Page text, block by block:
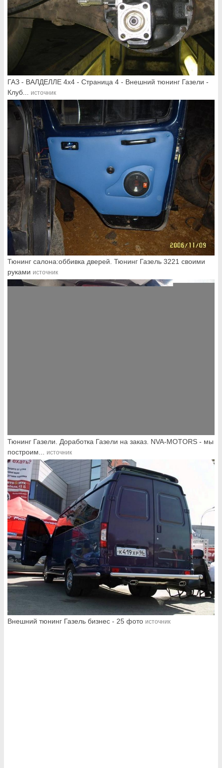
ГАЗ - ВАЛДЕЛЛЕ 4х4 - Страница 4 - Внешний тюнинг Газели -
Клуб...
источник
Тюнинг салона:оббивка дверей. Тюнинг Газель 3221 своими
руками источник
Тюнинг Газели. Доработка Газели на заказ. NVA-MOTORS - мы
построим...
источник
Внешний тюнинг Газель бизнес - 25 фото источник